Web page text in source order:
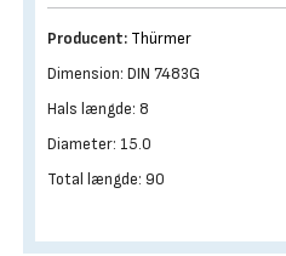
Producent: Thürmer
Dimension: DIN 7483G
Hals længde: 8
Diameter: 15.0
Total længde: 90